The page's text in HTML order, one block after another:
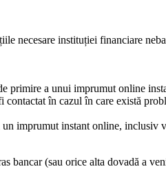
necesare instituției financiare
primire a unui imprumut online
în cazul în care există
imprumut instant online,
(sau orice alta dovadă a